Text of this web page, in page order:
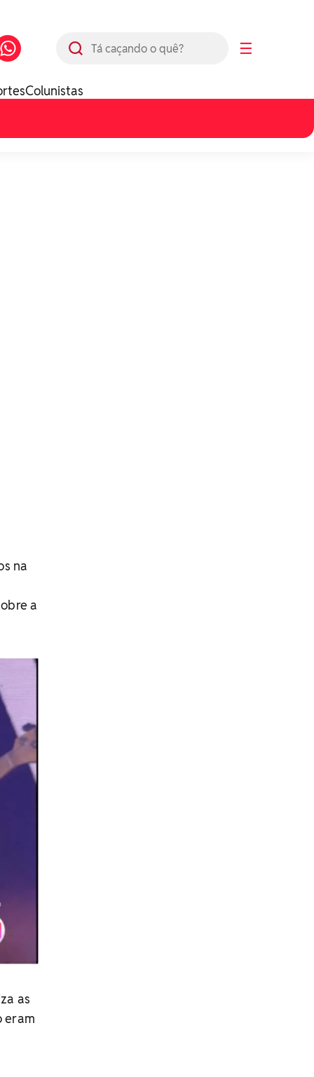
☰
Colunistas
na
a
as
eram